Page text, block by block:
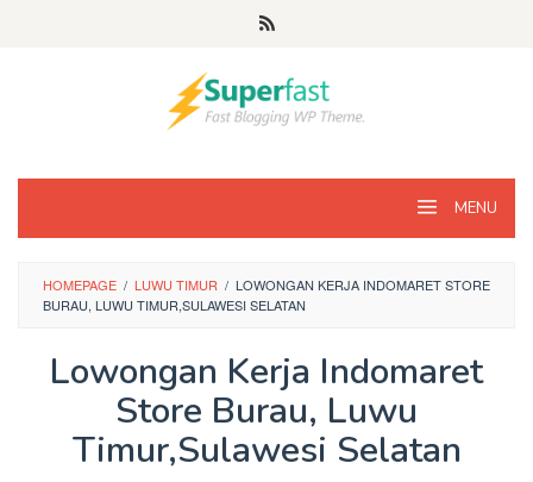
MENU
HOMEPAGE / LUWU TIMUR / LOWONGAN KERJA INDOMARET STORE
BURAU, LUWU TIMUR,SULAWESI SELATAN
Lowongan Kerja Indomaret
Store Burau, Luwu
Timur,Sulawesi Selatan